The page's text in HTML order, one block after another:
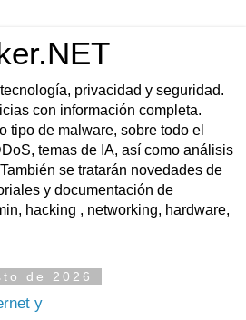
privacidad y seguridad.
con información completa.
tipo de malware, sobre todo el
temas de IA, así como análisis
se tratarán novedades de
y documentación de
hacking , networking, hardware,
de 2026
y